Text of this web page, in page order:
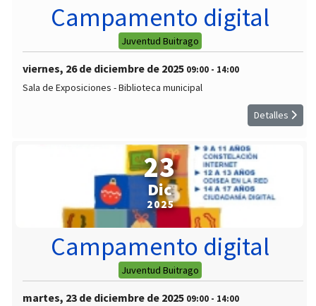
Campamento digital
Juventud Buitrago
viernes, 26 de diciembre de 2025 09:00 - 14:00
Sala de Exposiciones - Biblioteca municipal
Detalles
23
Dic
2025
Campamento digital
Juventud Buitrago
martes, 23 de diciembre de 2025 09:00 - 14:00